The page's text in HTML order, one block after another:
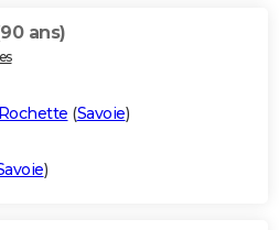
ans)
(Savoie)
)